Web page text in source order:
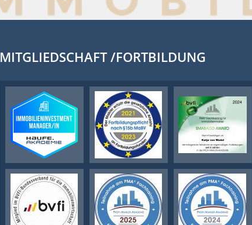
MITGLIEDSCHAFT /FORTBILDUNG